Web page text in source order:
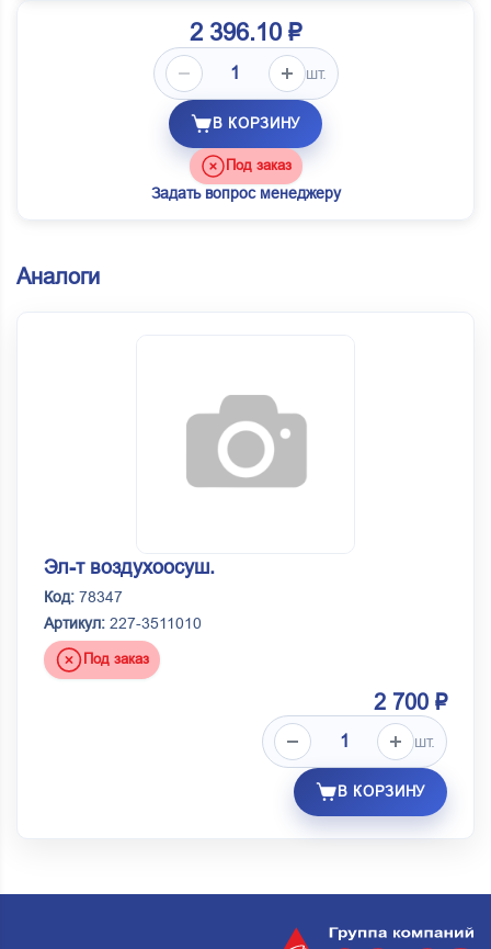
2 396.10 ₽
шт.
В КОРЗИНУ
Под заказ
Задать вопрос менеджеру
Аналоги
Эл-т воздухоосуш.
Код: 78347
Артикул: 227-3511010
Под заказ
2 700 ₽
шт.
В КОРЗИНУ